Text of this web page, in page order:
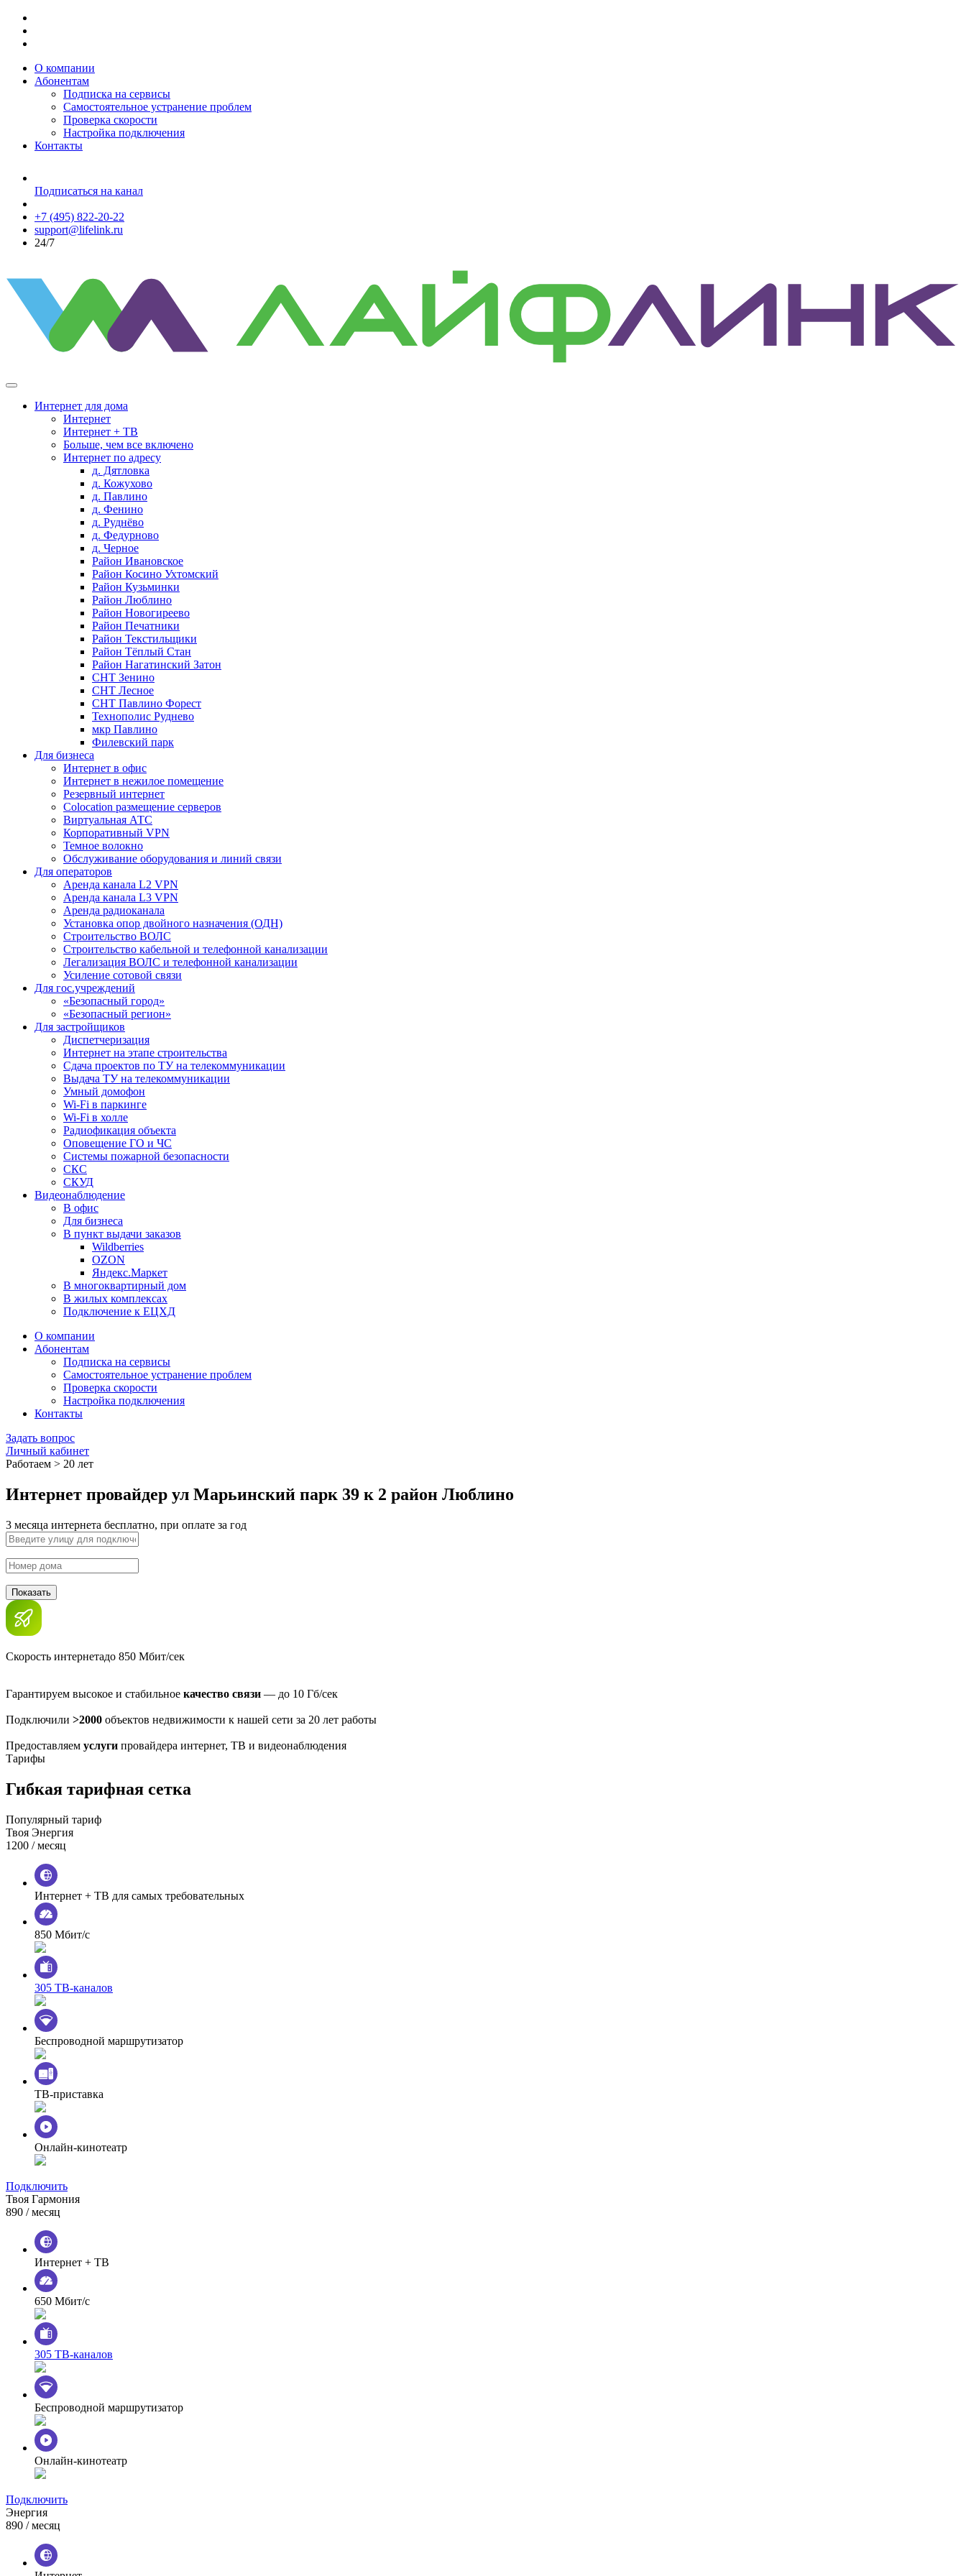
О компании
Абонентам
Подписка на сервисы
Самостоятельное устранение проблем
Проверка скорости
Настройка подключения
Контакты
Подписаться на канал
+7 (495) 822-20-22
support@lifelink.ru
24/7
Интернет для дома
Интернет
Интернет + ТВ
Больше, чем все включено
Интернет по адресу
д. Дятловка
д. Кожухово
д. Павлино
д. Фенино
д. Руднёво
д. Федурново
д. Черное
Район Ивановское
Район Косино Ухтомский
Район Кузьминки
Район Люблино
Район Новогиреево
Район Печатники
Район Текстильщики
Район Тёплый Стан
Район Нагатинский Затон
СНТ Зенино
СНТ Лесное
СНТ Павлино Форест
Технополис Руднево
мкр Павлино
Филевский парк
Для бизнеса
Интернет в офис
Интернет в нежилое помещение
Резервный интернет
Colocation размещение серверов
Виртуальная АТС
Корпоративный VPN
Темное волокно
Обслуживание оборудования и линий связи
Для операторов
Аренда канала L2 VPN
Аренда канала L3 VPN
Аренда радиоканала
Установка опор двойного назначения (ОДН)
Строительство ВОЛС
Строительство кабельной и телефонной канализации
Легализация ВОЛС и телефонной канализации
Усиление сотовой связи
Для гос.учреждений
«Безопасный город»
«Безопасный регион»
Для застройщиков
Диспетчеризация
Интернет на этапе строительства
Сдача проектов по ТУ на телекоммуникации
Выдача ТУ на телекоммуникации
Умный домофон
Wi-Fi в паркинге
Wi-Fi в холле
Радиофикация объекта
Оповещение ГО и ЧС
Системы пожарной безопасности
СКС
СКУД
Видеонаблюдение
В офис
Для бизнеса
В пункт выдачи заказов
Wildberries
OZON
Яндекс.Маркет
В многоквартирный дом
В жилых комплексах
Подключение к ЕЦХД
О компании
Абонентам
Подписка на сервисы
Самостоятельное устранение проблем
Проверка скорости
Настройка подключения
Контакты
Задать вопрос
Личный кабинет
Работаем > 20 лет
Интернет провайдер ул Марьинский парк 39 к 2 район Люблино
3 месяца интернета бесплатно, при оплате за год
Показать
Скорость интернетадо 850 Мбит/сек
Гарантируем высокое и стабильное качество связи — до 10 Гб/сек
Подключили >2000 объектов недвижимости к нашей сети за 20 лет работы
Предоставляем услуги провайдера интернет, ТВ и видеонаблюдения
Тарифы
Гибкая тарифная сетка
Популярный тариф
Твоя Энергия
1200 / месяц
Интернет + ТВ для самых требовательных
850 Мбит/с
305 ТВ-каналов
Беспроводной маршрутизатор
ТВ-приставка
Онлайн-кинотеатр
Подключить
Твоя Гармония
890 / месяц
Интернет + ТВ
650 Мбит/с
305 ТВ-каналов
Беспроводной маршрутизатор
Онлайн-кинотеатр
Подключить
Энергия
890 / месяц